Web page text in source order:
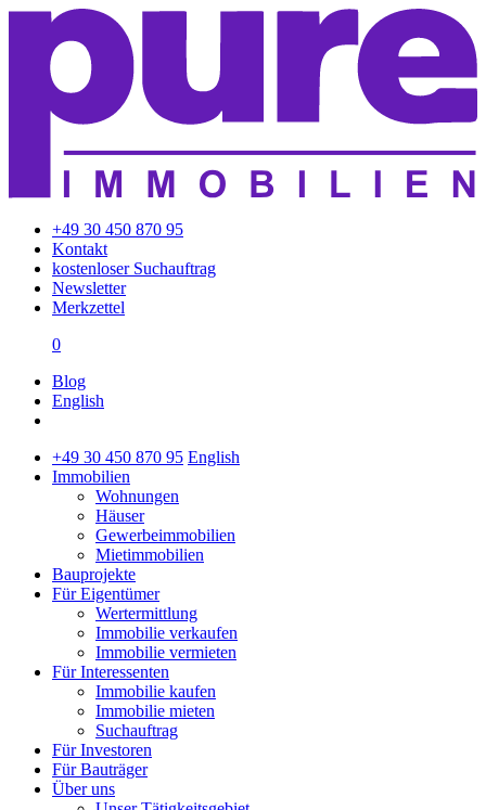
+49 30 450 870 95
Kontakt
kostenloser Suchauftrag
Newsletter
Merkzettel
0
Blog
English
+49 30 450 870 95 English
Immobilien
Wohnungen
Häuser
Gewerbeimmobilien
Mietimmobilien
Bauprojekte
Für Eigentümer
Wertermittlung
Immobilie verkaufen
Immobilie vermieten
Für Interessenten
Immobilie kaufen
Immobilie mieten
Suchauftrag
Für Investoren
Für Bauträger
Über uns